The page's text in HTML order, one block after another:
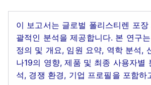
이 보고서는 글로벌 폴리스티렌 포장
괄적인 분석을 제공합니다. 본 연구
정의 및 개요, 임원 요약, 역학 분석,
나19의 영향, 제품 및 최종 사용자별
석, 경쟁 환경, 기업 프로필을 포함하